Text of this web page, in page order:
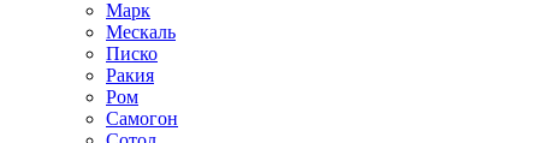
Марк
Мескаль
Писко
Ракия
Ром
Самогон